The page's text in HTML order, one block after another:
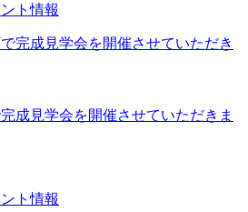
ト情報
成見学会を開催させていただきま
ト情報